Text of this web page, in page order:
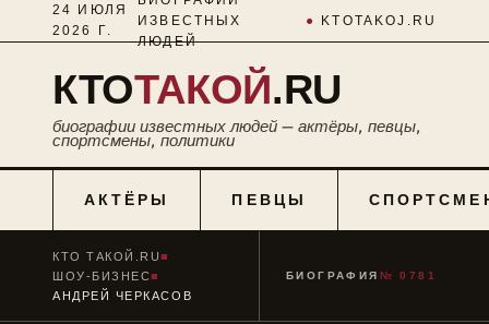
24 ИЮЛЯ
2026 Г.
ИЗВЕСТНЫХ
ЛЮДЕЙ
● KTOTAKOJ.RU
КТОТАКОЙ.RU
биографии известных людей — актёры, певцы,
спортсмены, политики
АКТЁРЫ ПЕВЦЫ
КТО ТАКОЙ.RU■
ШОУ-БИЗНЕС■
АНДРЕЙ ЧЕРКАСОВ
БИОГРАФИЯ № 0781